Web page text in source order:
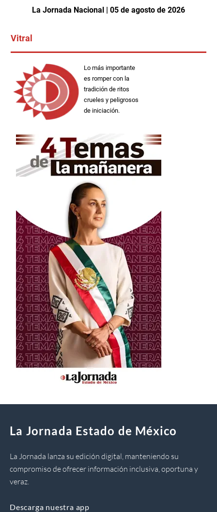
La Jornada Nacional | 05 de agosto de 2026
Vitral
Lo más importante
es romper con la
tradición de ritos
crueles y peligrosos
de iniciación.
La Jornada Estado de México
La Jornada lanza su edición digital, manteniendo su
compromiso de ofrecer información inclusiva, oportuna y
veraz.
Descarga nuestra app